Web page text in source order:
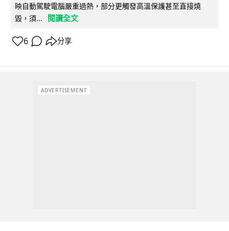
映自動駕駛電腦嚴重過熱，部分更觸發高溫保護甚至直接燒
毀，須...
閱讀全文
6 分享
ADVERTISEMENT